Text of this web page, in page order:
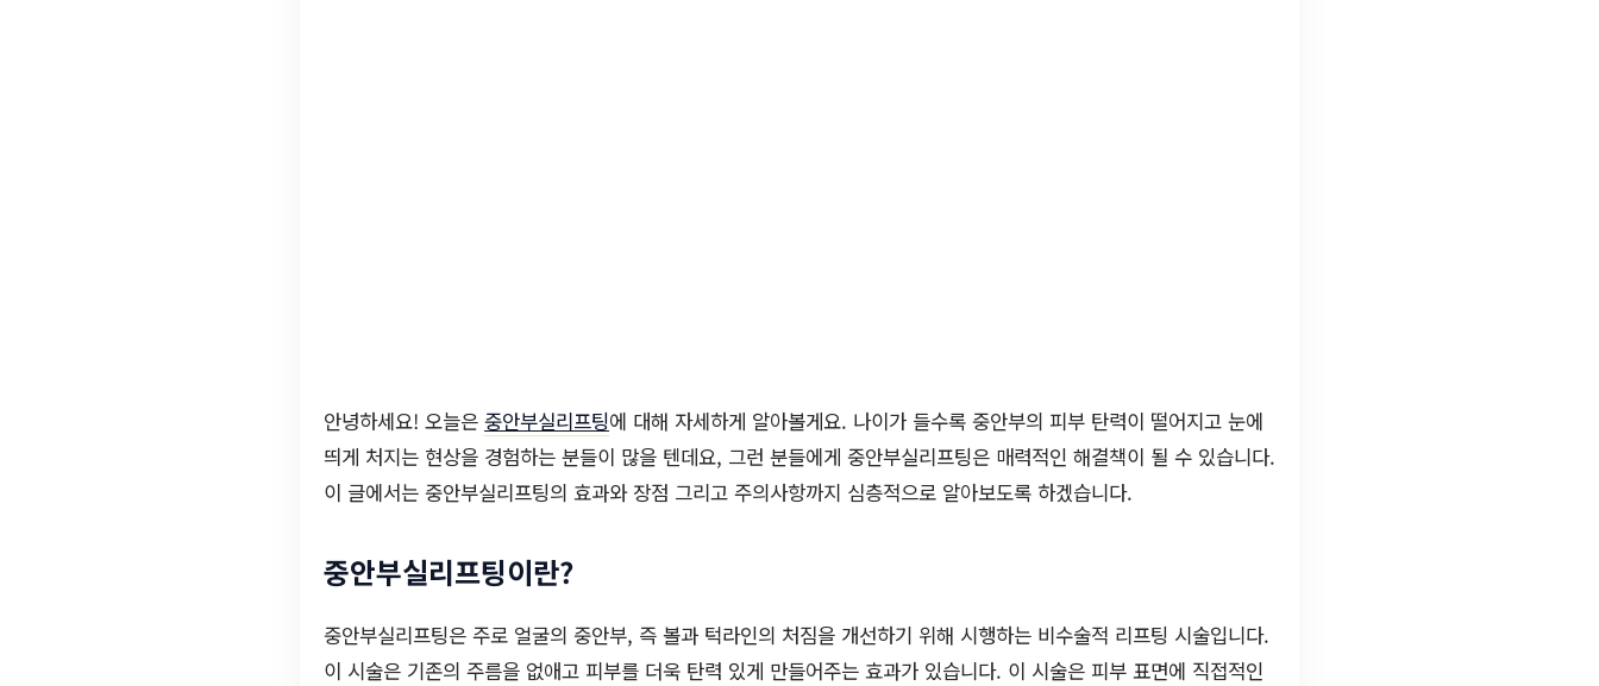
안녕하세요! 오늘은 중안부실리프팅에 대해 자세하게 알아볼게요. 나이가 들수록 중안부의 피부 탄력이 떨어지고 눈에
띄게 처지는 현상을 경험하는 분들이 많을 텐데요, 그런 분들에게 중안부실리프팅은 매력적인 해결책이 될 수 있습니다.
이 글에서는 중안부실리프팅의 효과와 장점 그리고 주의사항까지 심층적으로 알아보도록 하겠습니다.
중안부실리프팅이란?
중안부실리프팅은 주로 얼굴의 중안부, 즉 볼과 턱라인의 처짐을 개선하기 위해 시행하는 비수술적 리프팅 시술입니다.
이 시술은 기존의 주름을 없애고 피부를 더욱 탄력 있게 만들어주는 효과가 있습니다. 이 시술은 피부 표면에 직접적인